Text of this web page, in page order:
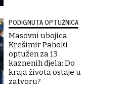
PODIGNUTA OPTUŽNICA
Masovni ubojica
Krešimir Pahoki
optužen za 13
kaznenih djela: Do
kraja života ostaje u
zatvoru?